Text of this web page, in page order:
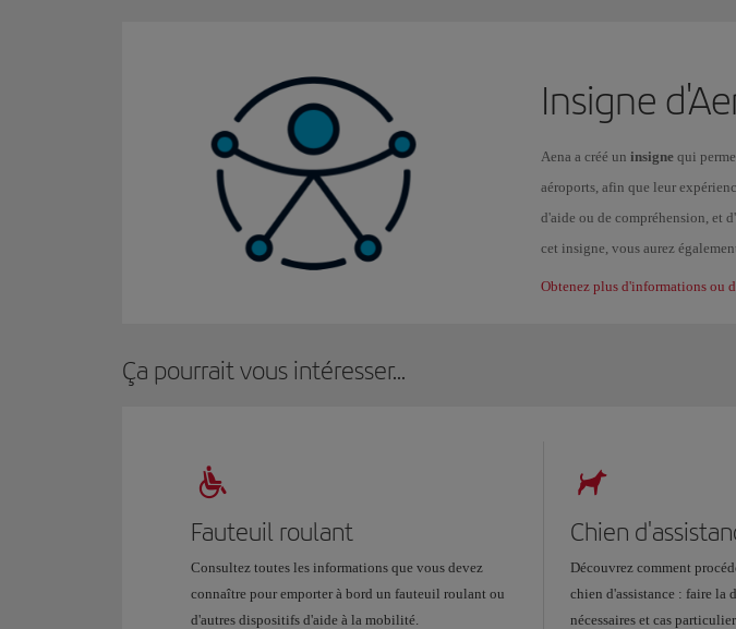
Insigne
Aena a créé un insigne qui
aéroports, afin que leur
d'aide ou de compréhension, et
cet insigne, vous aurez
Obtenez plus d'informations ou
Ça pourrait vous intéresser...
Fauteuil roulant
Consultez toutes les informations que vous devez
connaître pour emporter à bord un fauteuil roulant ou
d'autres dispositifs d'aide à la mobilité.
Chien
Découvrez comment
chien d'assistance : faire la
nécessaires et cas